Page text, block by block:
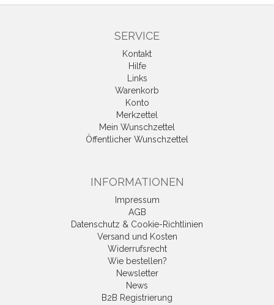
SERVICE
Kontakt
Hilfe
Links
Warenkorb
Konto
Merkzettel
Mein Wunschzettel
Öffentlicher Wunschzettel
INFORMATIONEN
Impressum
AGB
Datenschutz & Cookie-Richtlinien
Versand und Kosten
Widerrufsrecht
Wie bestellen?
Newsletter
News
B2B Registrierung